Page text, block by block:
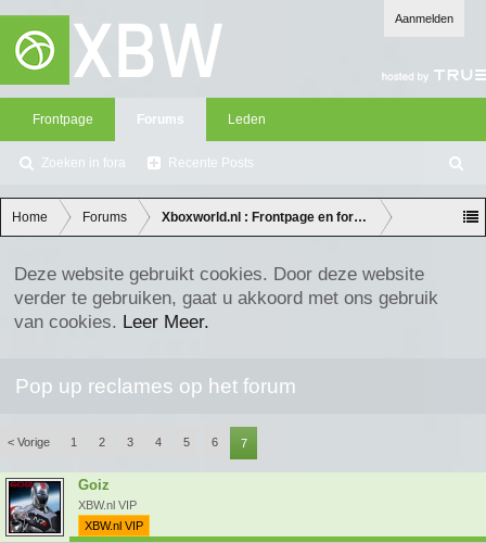
Aanmelden
Frontpage Forums
Zoeken in fora Recente Posts
Leden
oe
ke
n
Home Forums Xboxworld.nl : Frontpage en forum discussie
Deze website gebruikt cookies. Door deze website
verder te gebruiken, gaat u akkoord met ons gebruik
van cookies. Leer Meer.
Pop up reclames op het forum
< Vorige 1 2 3 4 5 6 7
Goiz
XBW.nl VIP
XBW.nl VIP